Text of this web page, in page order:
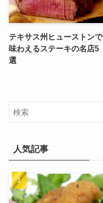
テキサス州ヒューストンで
味わえるステーキの名店5
選
人気記事